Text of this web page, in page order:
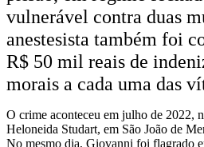
vulnerável contra duas
anestesista também foi
R$ 50 mil reais de
morais a cada uma das
O crime aconteceu em julho de 2022,
Heloneida Studart, em São João de
No mesmo dia, Giovanni foi flagrado